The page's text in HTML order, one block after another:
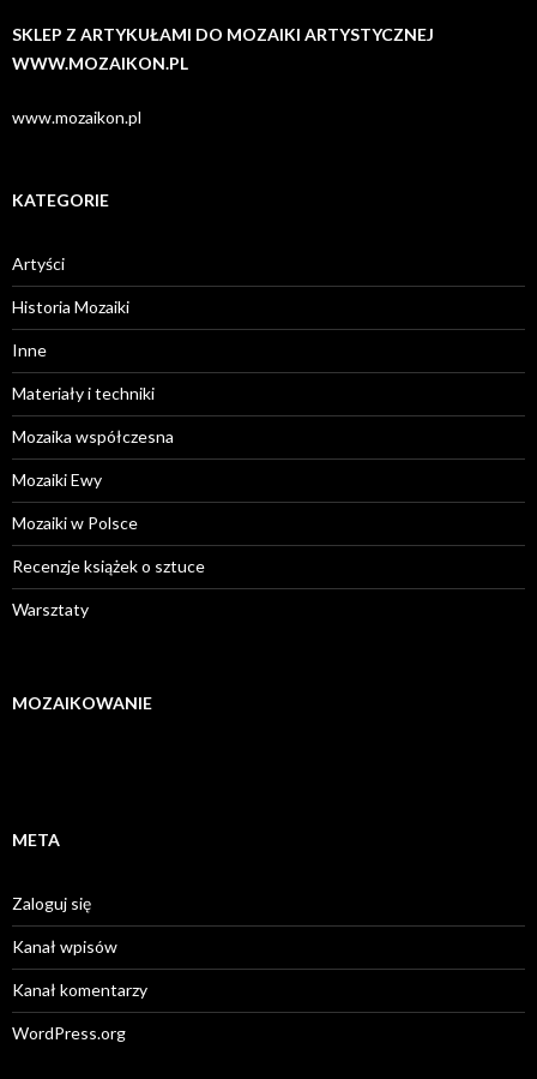
SKLEP Z ARTYKUŁAMI DO MOZAIKI ARTYSTYCZNEJ
WWW.MOZAIKON.PL
www.mozaikon.pl
KATEGORIE
Artyści
Historia Mozaiki
Inne
Materiały i techniki
Mozaika współczesna
Mozaiki Ewy
Mozaiki w Polsce
Recenzje książek o sztuce
Warsztaty
MOZAIKOWANIE
META
Zaloguj się
Kanał wpisów
Kanał komentarzy
WordPress.org